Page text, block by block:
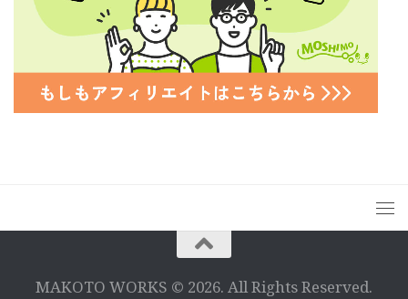
MAKOTO WORKS © 2026. All Rights Reserved.